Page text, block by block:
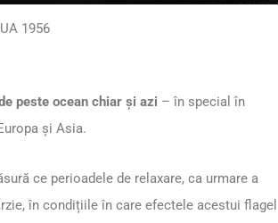
1956
peste ocean chiar și azi – în special în
și Asia.
ce perioadele de relaxare, ca urmare a
în condițiile în care efectele acestui flagel